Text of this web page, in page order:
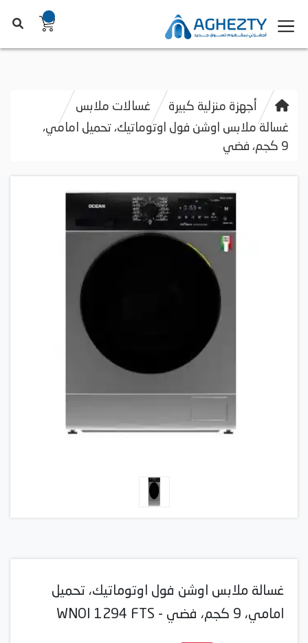
أجهزة منزلية كبيرة
غسالات ملابس
غسالة ملابس اوشن فول اوتوماتيك، تحميل امامي،
9 كجم، فضي
غسالة ملابس اوشن فول اوتوماتيك، تحميل
امامي، 9 كجم، فضي - WNOI 1294 FTS